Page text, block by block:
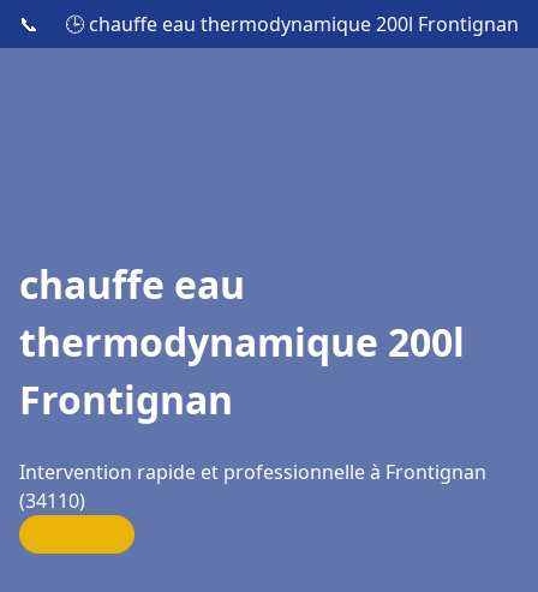
📞 🕒 chauffe eau thermodynamique 200l Frontignan
chauffe eau
thermodynamique 200l
Frontignan
Intervention rapide et professionnelle à Frontignan
(34110)